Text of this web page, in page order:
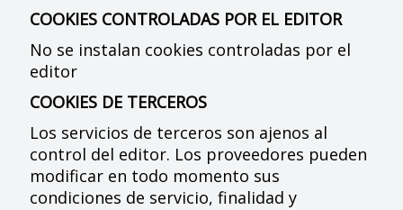
COOKIES CONTROLADAS POR EL EDITOR
No se instalan cookies controladas por el
editor
COOKIES DE TERCEROS
Los servicios de terceros son ajenos al
control del editor. Los proveedores pueden
modificar en todo momento sus
condiciones de servicio, finalidad y